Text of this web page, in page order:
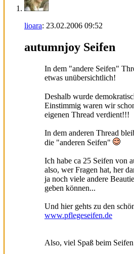
lioara: 23.02.2006 09:52
autumnjoy Seifen
In dem "andere Seifen"
etwas unübersichtlich!
Deshalb wurde
Einstimmig waren wir
eigenen Thread verdient!!!
In dem anderen Thread
die "anderen Seifen"
Ich habe ca 25 Seifen von
also, wer Fragen hat, her
ja noch viele andere
geben können...
Und hier gehts zu den
www.pflegeseifen.de
Also, viel Spaß beim